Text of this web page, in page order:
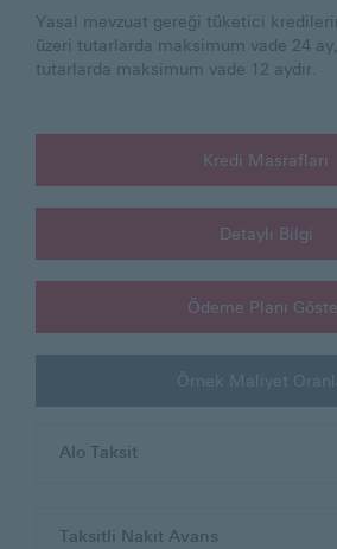
Yasal mevzuat gereği tüketici
üzeri tutarlarda maksimum vade 24
tutarlarda maksimum vade 12 aydır.
Kredi Masrafları
Detaylı Bilgi
Ödeme Planı
Örnek Maliyet
Alo Taksit
Taksitli Nakit Avans